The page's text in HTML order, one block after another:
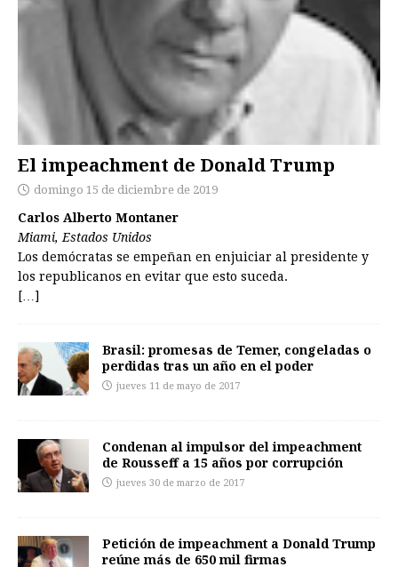
El impeachment de Donald Trump
domingo 15 de diciembre de 2019
Carlos Alberto Montaner
Miami, Estados Unidos
Los demócratas se empeñan en enjuiciar al presidente y
los republicanos en evitar que esto suceda.
[…]
Brasil: promesas de Temer, congeladas o
perdidas tras un año en el poder
jueves 11 de mayo de 2017
Condenan al impulsor del impeachment
de Rousseff a 15 años por corrupción
jueves 30 de marzo de 2017
Petición de impeachment a Donald Trump
reúne más de 650 mil firmas